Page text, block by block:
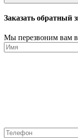
Заказать обратный
Мы перезвоним вам